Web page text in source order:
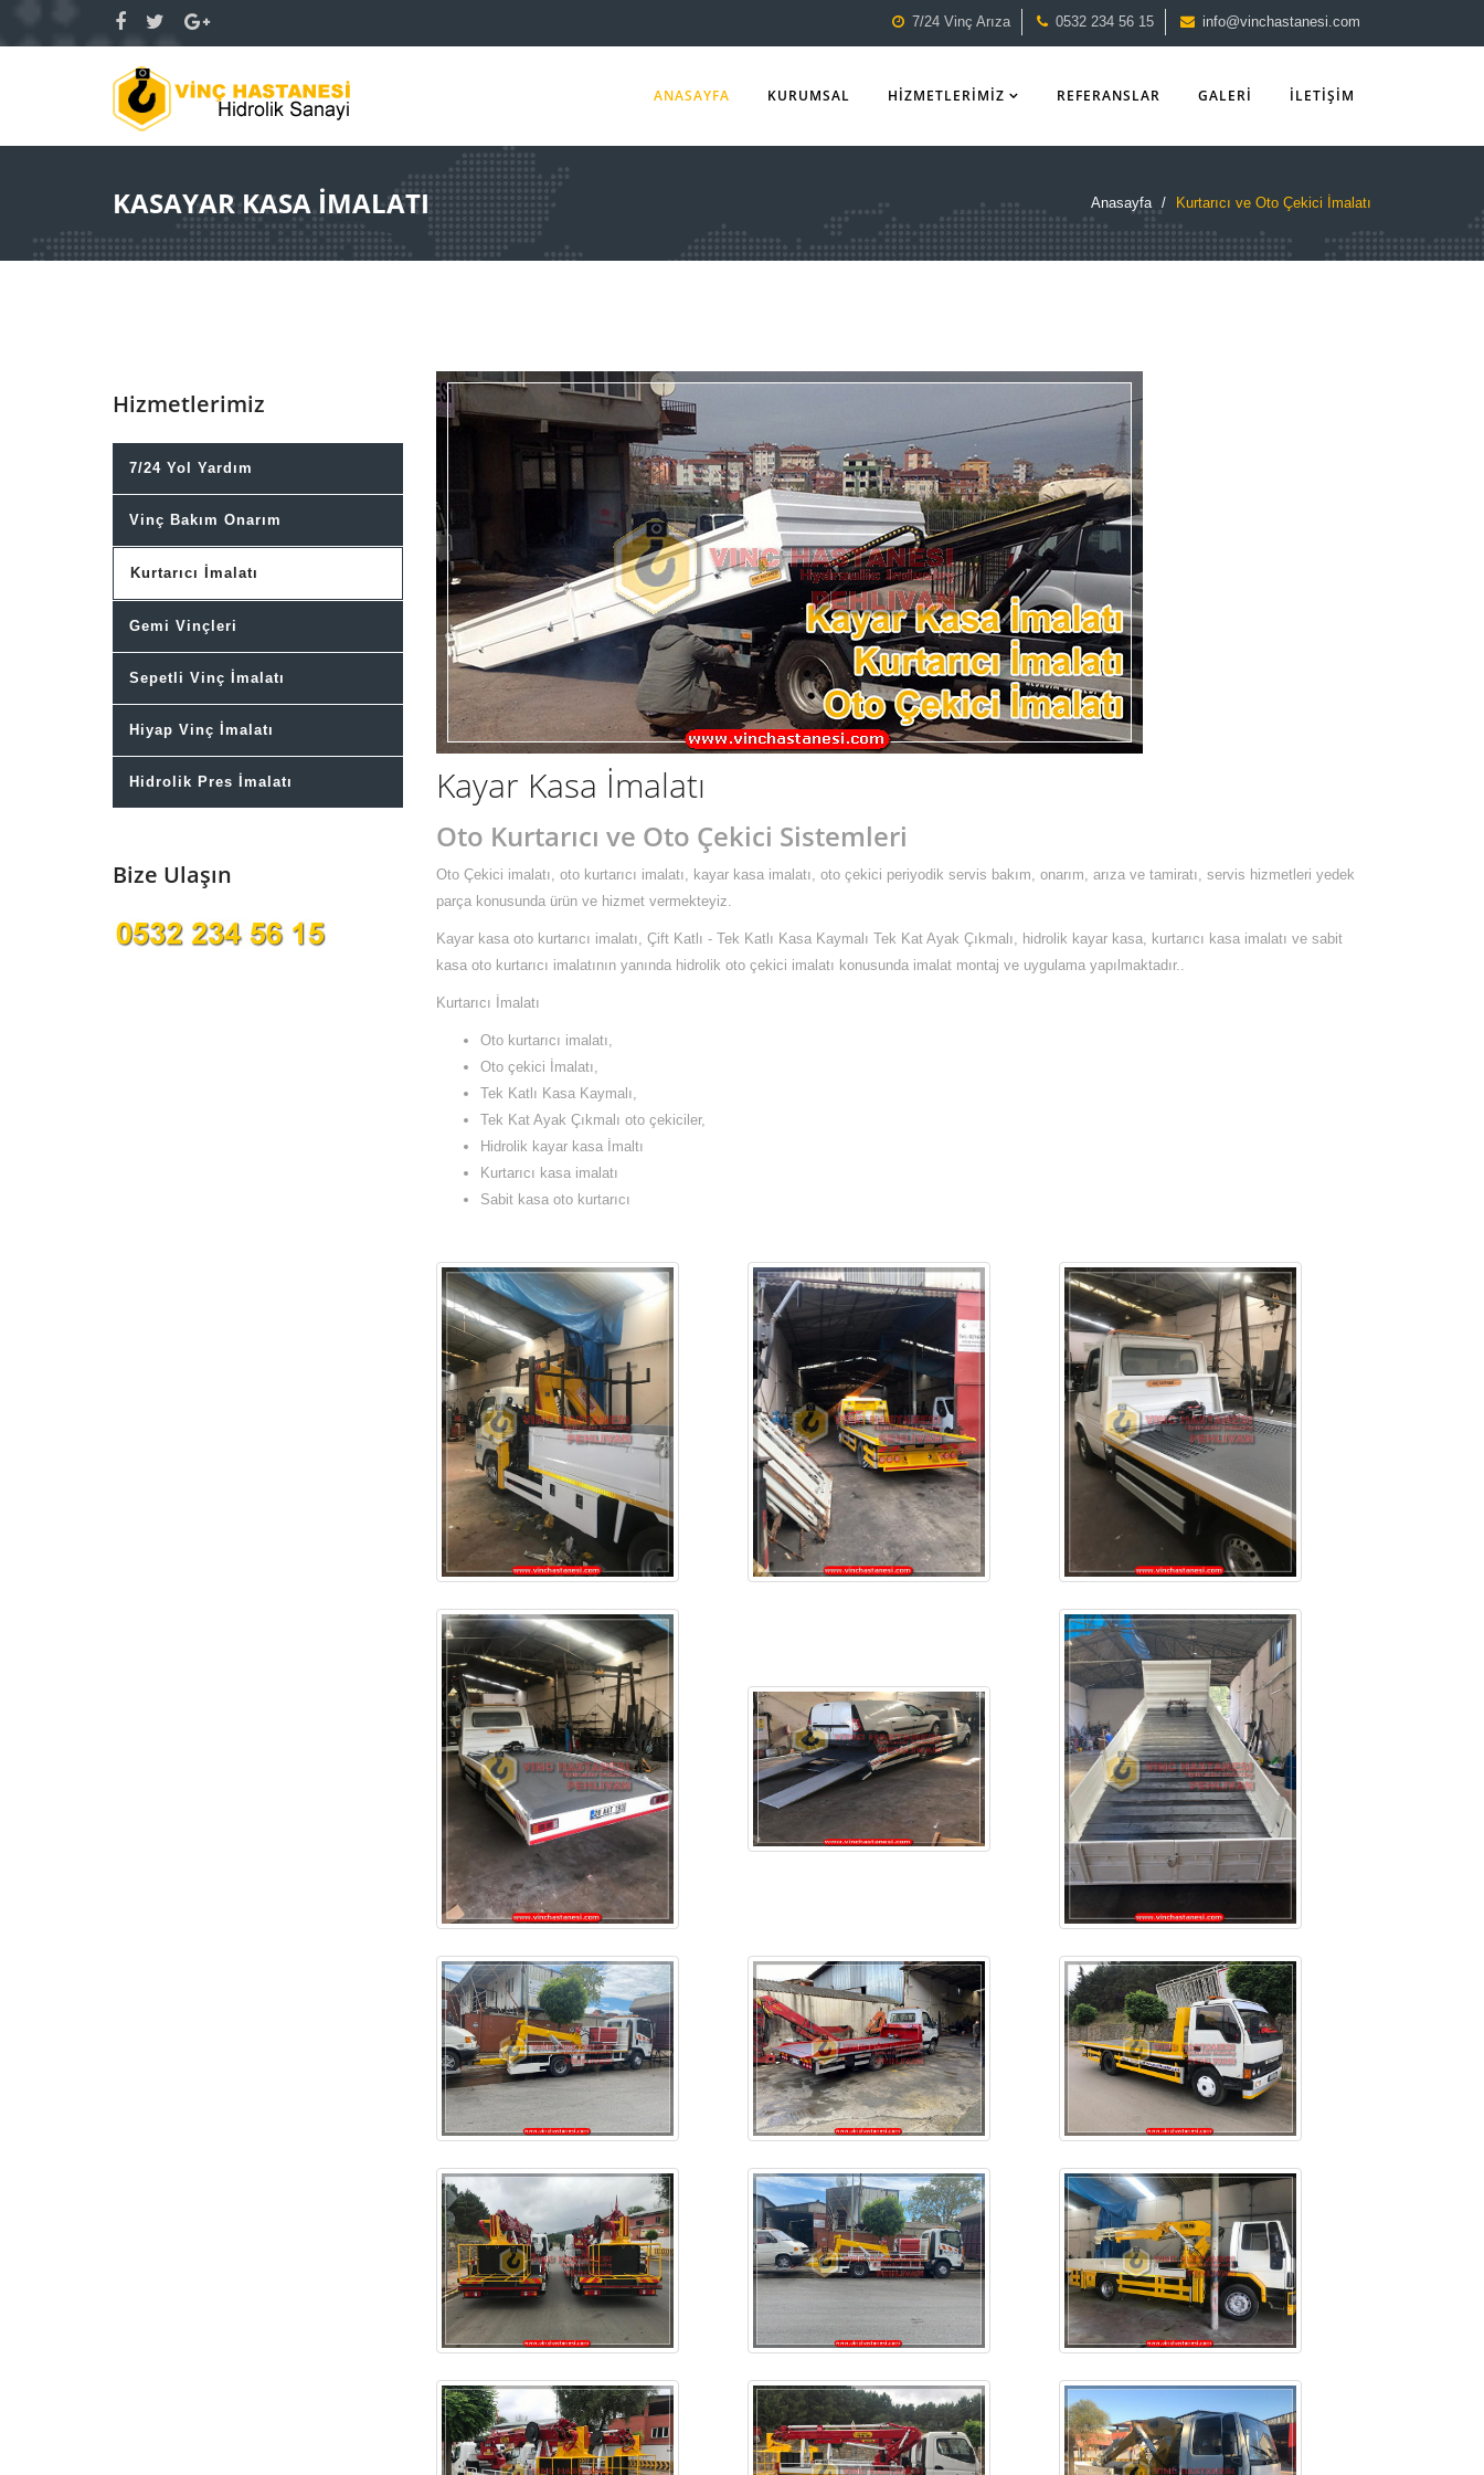
7/24 Vinç Arıza 0532 234 56 15 info@vinchastanesi.com
ANASAYFA KURUMSAL HİZMETLERİMİZ REFERANSLAR GALERİ İLETİŞİM
KASAYAR KASA İMALATI Anasayfa Kurtarıcı ve Oto Çekici İmalatı
Hizmetlerimiz
7/24 Yol Yardım
Vinç Bakım Onarım
Kurtarıcı İmalatı
Gemi Vinçleri
Sepetli Vinç İmalatı
Hiyap Vinç İmalatı
Hidrolik Pres İmalatı
Bize Ulaşın
Kayar Kasa İmalatı
Oto Kurtarıcı ve Oto Çekici Sistemleri
Oto Çekici imalatı, oto kurtarıcı imalatı, kayar kasa imalatı, oto çekici periyodik servis bakım, onarım, arıza ve tamiratı, servis hizmetleri yedek
parça konusunda ürün ve hizmet vermekteyiz.
Kayar kasa oto kurtarıcı imalatı, Çift Katlı - Tek Katlı Kasa Kaymalı Tek Kat Ayak Çıkmalı, hidrolik kayar kasa, kurtarıcı kasa imalatı ve sabit
kasa oto kurtarıcı imalatının yanında hidrolik oto çekici imalatı konusunda imalat montaj ve uygulama yapılmaktadır..
Kurtarıcı İmalatı
Oto kurtarıcı imalatı,
Oto çekici İmalatı,
Tek Katlı Kasa Kaymalı,
Tek Kat Ayak Çıkmalı oto çekiciler,
Hidrolik kayar kasa İmaltı
Kurtarıcı kasa imalatı
Sabit kasa oto kurtarıcı